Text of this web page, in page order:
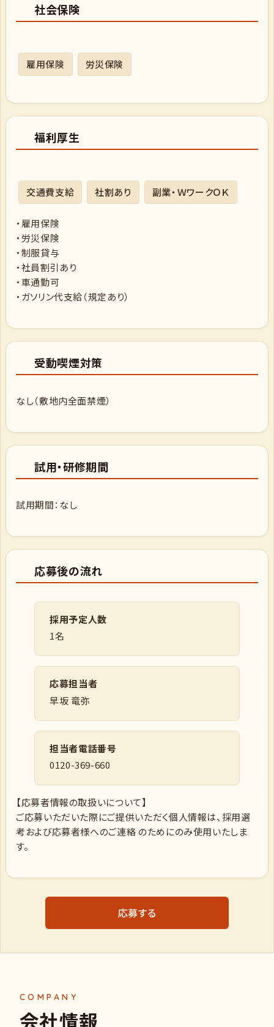
社会保険
雇用保険 労災保険
福利厚生
交通費支給 社割あり 副業・ＷワークＯＫ
・雇用保険
・労災保険
・制服貸与
・社員割引あり
・車通勤可
・ガソリン代支給（規定あり）
受動喫煙対策
なし（敷地内全面禁煙）
試用・研修期間
試用期間：なし
応募後の流れ
採用予定人数
1名
応募担当者
早坂 竜弥
担当者電話番号
0120-369-660
【応募者情報の取扱いについて】
ご応募いただいた際にご提供いただく個人情報は、採用選
考および応募者様へのご連絡 のためにのみ使用いたしま
す。
応募する
会社情報